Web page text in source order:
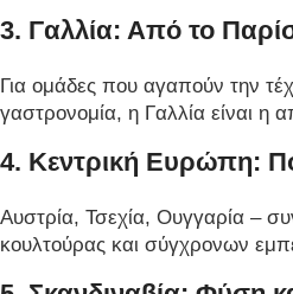
3. Γαλλία: Από το
Για ομάδες που αγαπούν την
γαστρονομία, η Γαλλία είναι η
4. Κεντρική Ευρώπη:
Αυστρία, Τσεχία, Ουγγαρία –
κουλτούρας και σύγχρονων